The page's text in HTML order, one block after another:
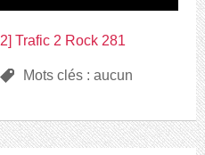
Trafic 2 Rock 281
, Mots clés : aucun